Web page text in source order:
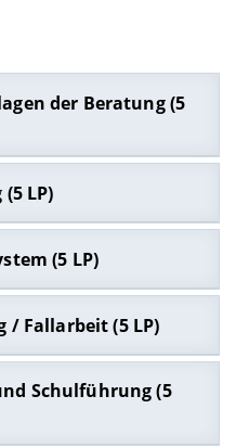
der Beratung (5
Beratung:
und Perspektiven
16.03. - 27.03.2026
Passwort)
LP)
WiSe 26
(5 LP)
im Wintersemester
und Schulsystem
im WiSe 26/27 statt.
/ Fallarbeit (5 LP)
schulischen Kontext
Beer)
Schulführung (5